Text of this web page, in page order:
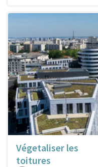
Végetaliser les
toitures